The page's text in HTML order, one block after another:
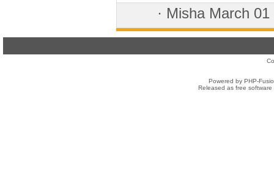
· MishaMarch 01
Powered by PHP-
Released as free